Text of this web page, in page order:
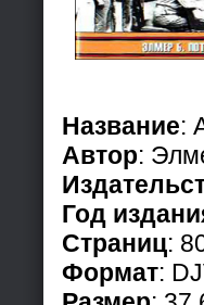
Название:
Автор:
Год
Страниц:
Формат: